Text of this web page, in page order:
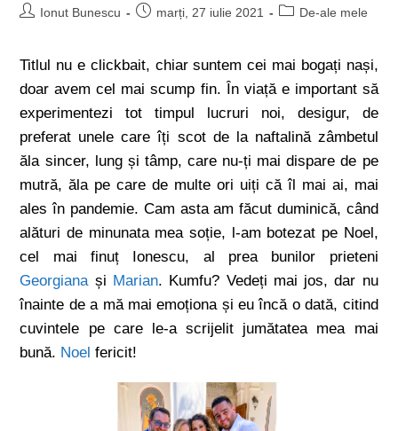
Ionut Bunescu marți, 27 iulie 2021 De-ale mele
Titlul nu e clickbait, chiar suntem cei mai bogați nași,
doar avem cel mai scump fin. În viață e important să
experimentezi tot timpul lucruri noi, desigur, de
preferat unele care îți scot de la naftalină zâmbetul
ăla sincer, lung și tâmp, care nu-ți mai dispare de pe
mutră, ăla pe care de multe ori uiți că îl mai ai, mai
ales în pandemie. Cam asta am făcut duminică, când
alături de minunata mea soție, l-am botezat pe Noel,
cel mai finuț Ionescu, al prea bunilor prieteni
Georgianași Marian. Kumfu? Vedeți mai jos, dar nu
înainte de a mă mai emoționa și eu încă o dată, citind
cuvintele pe care le-a scrijelit jumătatea mea mai
bună. Noel fericit!